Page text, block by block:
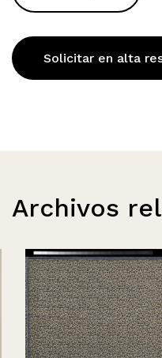
Solicitar en alta
Archivos